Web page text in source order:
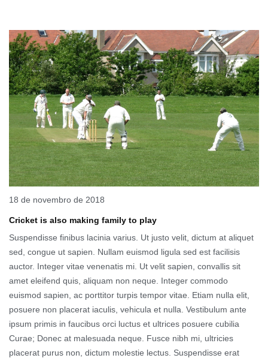
18 de novembro de 2018
Cricket is also making family to play
Suspendisse finibus lacinia varius. Ut justo velit, dictum at aliquet
sed, congue ut sapien. Nullam euismod ligula sed est facilisis
auctor. Integer vitae venenatis mi. Ut velit sapien, convallis sit
amet eleifend quis, aliquam non neque. Integer commodo
euismod sapien, ac porttitor turpis tempor vitae. Etiam nulla elit,
posuere non placerat iaculis, vehicula et nulla. Vestibulum ante
ipsum primis in faucibus orci luctus et ultrices posuere cubilia
Curae; Donec at malesuada neque. Fusce nibh mi, ultricies
placerat purus non, dictum molestie lectus. Suspendisse erat